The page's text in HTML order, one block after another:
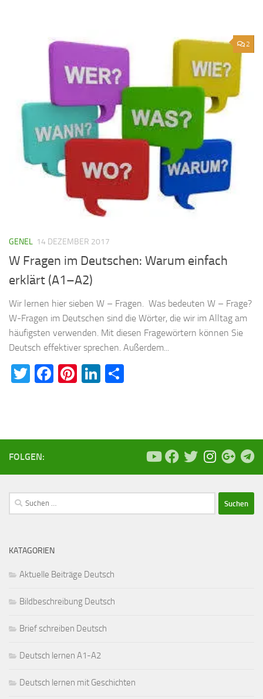
2
GENEL 14 DEZEMBER 2017
W Fragen im Deutschen: Warum einfach
erklärt (A1–A2)
Wir lernen hier sieben W – Fragen. Was bedeuten W – Frage?
W-Fragen im Deutschen sind die Wörter, die wir im Alltag am
häufigsten verwenden. Mit diesen Fragewörtern können Sie
Deutsch effektiver sprechen. Außerdem...
Twitter
Facebook
Pinterest
LinkedIn
FOLGEN:
Suchen
nach:
KATAGORIEN
Aktuelle Beiträge Deutsch
Bildbeschreibung Deutsch
Brief schreiben Deutsch
Deutsch lernen A1-A2
Deutsch lernen mit Geschichten